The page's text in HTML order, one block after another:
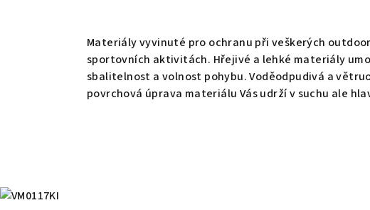
Materiály vyvinuté pro ochranu při veškerých
sportovních aktivitách. Hřejivé a lehké materiály
sbalitelnost a volnost pohybu. Voděodpudivá a
povrchová úprava materiálu Vás udrží v suchu ale